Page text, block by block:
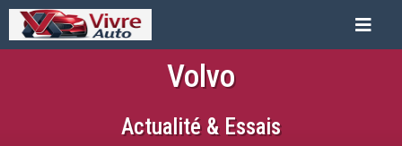
Volvo
Actualité & Essais